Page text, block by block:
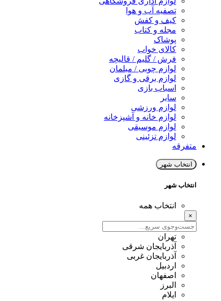
تصفیه آب و هوا
کیف و کفش
مجله و کتاب
پوشاک
کالای خواب
فرش / گلیم / قالیچه
لوازم چوبی / مبلمان
لوازم برقی و گازی
اسباب بازی
سایر
لوازم ورزشی
لوازم خانه و آشپزخانه
لوازم موسیقی
لوازم تزئینی
متفرقه
انتخاب شهر
انتخاب شهر
انتخاب همه
×
تهران
آذربایجان شرقی
آذربایجان غربی
اردبیل
اصفهان
البرز
ایلام